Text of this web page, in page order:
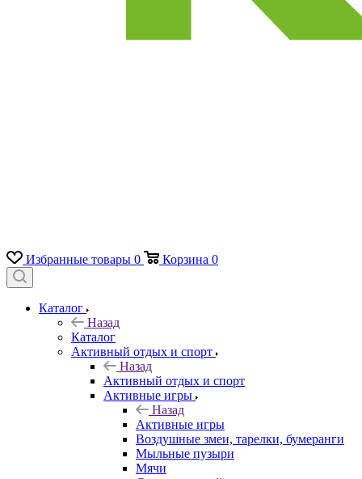
Избранные товары 0 Корзина 0
Каталог
Назад
Каталог
Активный отдых и спорт
Назад
Активный отдых и спорт
Активные игры
Назад
Активные игры
Воздушные змеи, тарелки, бумеранги
Мыльные пузыри
Мячи